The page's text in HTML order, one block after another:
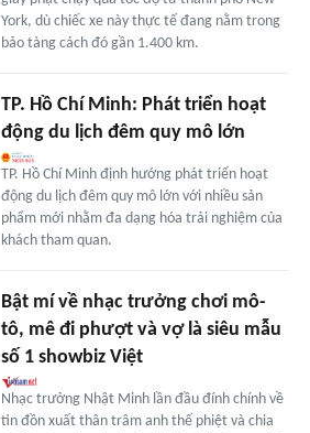
York, dù chiếc xe này thực tế đang nằm trong
bảo tàng cách đó gần 1.400 km.
TP. Hồ Chí Minh: Phát triển hoạt
động du lịch đêm quy mô lớn
TP. Hồ Chí Minh định hướng phát triển hoạt
động du lịch đêm quy mô lớn với nhiều sản
phẩm mới nhằm đa dạng hóa trải nghiệm của
khách tham quan.
Bật mí về nhạc trưởng chơi mô-
tô, mê đi phượt và vợ là siêu mẫu
số 1 showbiz Việt
Nhạc trưởng Nhật Minh lần đầu đính chính về
tin đồn xuất thân trâm anh thế phiệt và chia